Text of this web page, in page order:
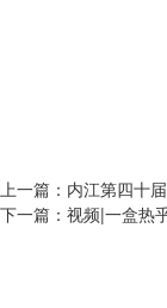
上一篇： 内江第四十
下一篇： 视频|一盒热